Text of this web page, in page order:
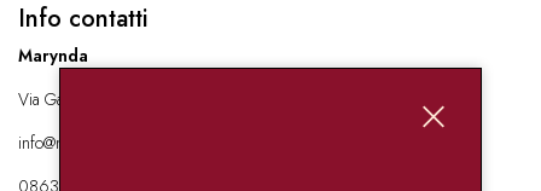
Info contatti
Marynda
Via Garibaldi 136 67051 Avezzano
info@marynda.com
08631871946